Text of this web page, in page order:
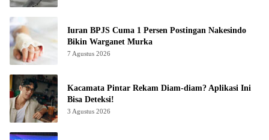
Iuran BPJS Cuma 1 Persen Postingan Nakesindo
Bikin Warganet Murka
7 Agustus 2026
Kacamata Pintar Rekam Diam-diam? Aplikasi Ini
Bisa Deteksi!
3 Agustus 2026